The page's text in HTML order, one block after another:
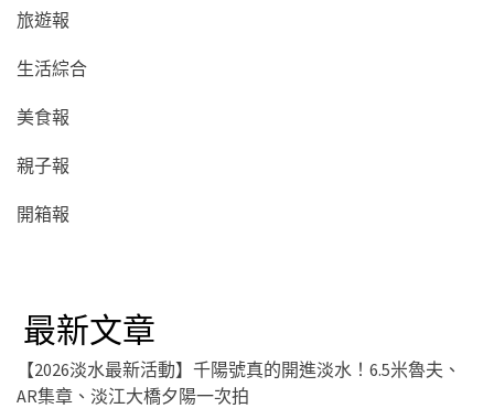
旅遊報
生活綜合
美食報
親子報
開箱報
最新文章
【2026淡水最新活動】千陽號真的開進淡水！6.5米魯夫、
AR集章、淡江大橋夕陽一次拍